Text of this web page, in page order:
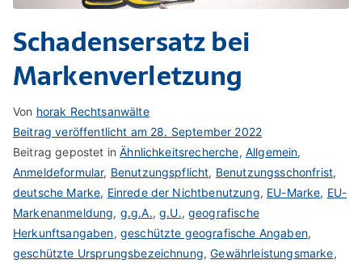
Schadensersatz bei
Markenverletzung
Von horak Rechtsanwälte
Beitrag veröffentlicht am 28. September 2022
Beitrag gepostet inÄhnlichkeitsrecherche, Allgemein,
Anmeldeformular, Benutzungspflicht, Benutzungsschonfrist,
deutsche Marke, Einrede der Nichtbenutzung, EU-Marke, EU-
Markenanmeldung, g.g.A.,g.U., geografische
Herkunftsangaben, geschützte geografische Angaben,
geschützte Ursprungsbezeichnung,Gewährleistungsmarke,